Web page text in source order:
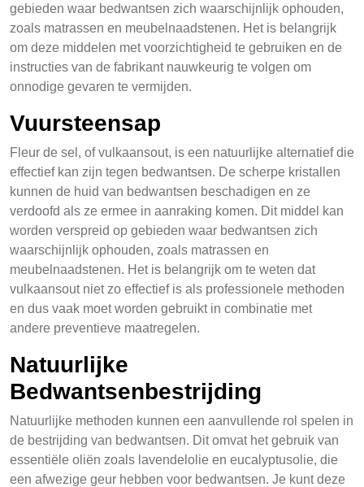
gebieden waar bedwantsen zich waarschijnlijk ophouden,
zoals matrassen en meubelnaadstenen. Het is belangrijk
om deze middelen met voorzichtigheid te gebruiken en de
instructies van de fabrikant nauwkeurig te volgen om
onnodige gevaren te vermijden.
Vuursteensap
Fleur de sel, of vulkaansout, is een natuurlijke alternatief die
effectief kan zijn tegen bedwantsen. De scherpe kristallen
kunnen de huid van bedwantsen beschadigen en ze
verdoofd als ze ermee in aanraking komen. Dit middel kan
worden verspreid op gebieden waar bedwantsen zich
waarschijnlijk ophouden, zoals matrassen en
meubelnaadstenen. Het is belangrijk om te weten dat
vulkaansout niet zo effectief is als professionele methoden
en dus vaak moet worden gebruikt in combinatie met
andere preventieve maatregelen.
Natuurlijke
Bedwantsenbestrijding
Natuurlijke methoden kunnen een aanvullende rol spelen in
de bestrijding van bedwantsen. Dit omvat het gebruik van
essentiële oliën zoals lavendelolie en eucalyptusolie, die
een afwezige geur hebben voor bedwantsen. Je kunt deze